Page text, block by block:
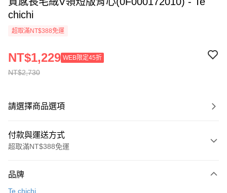
chichi
超取滿NT$388免運
NT$2,730
NT$1,229 WEB限定45折
請選擇商品選項
付款與運送方式
超取滿NT$388免運
信用卡一次付款
品牌
Te chichi